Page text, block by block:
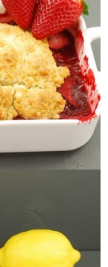
PARA
DE FRESAS
GLUTEN
a todos. Y tuneable con
de fruta.